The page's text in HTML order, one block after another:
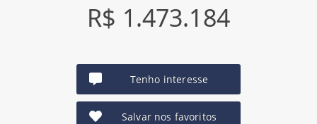
R$ 1.473.184
Tenho interesse
Salvar nos favoritos